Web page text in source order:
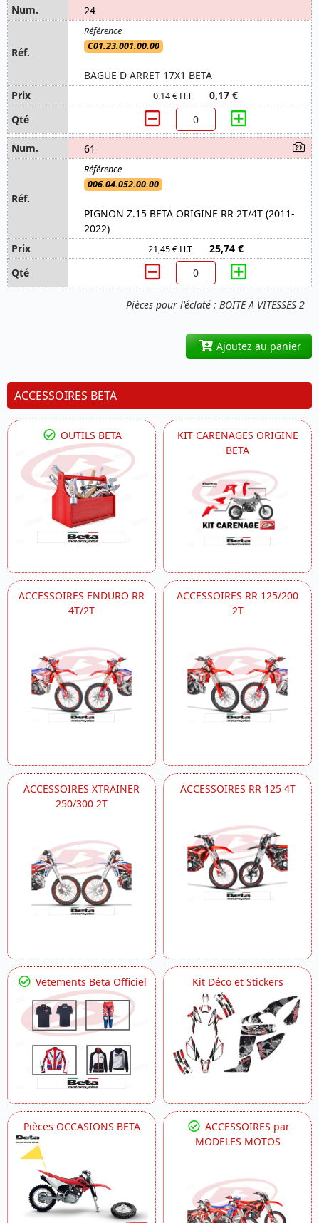
Pièces pour l'éclaté : BOITE A VITESSES 2
24
C01.23.001.00.00
BAGUE D ARRET 17X1 BETA
0,14 € H.T 0,17 €
61
006.04.052.00.00
PIGNON Z.15 BETA ORIGINE RR 2T/4T (2011-
2022)
21,45 € H.T 25,74 €
Ajoutez au panier
ACCESSOIRES BETA
OUTILS BETA
KIT CARENAGES ORIGINE
BETA
ACCESSOIRES ENDURO RR
4T/2T
ACCESSOIRES RR 125/200
2T
ACCESSOIRES XTRAINER
250/300 2T
ACCESSOIRES RR 125 4T
Vetements Beta Officiel Kit Déco et Stickers
Pièces OCCASIONS BETA
ACCESSOIRES par
MODELES MOTOS